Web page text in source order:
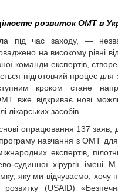
розвиток ОМТ в
під час заходу, —
на високому рівні
експертів,
підготовчий процес
кроком стане
відкриває нові
лікарських засобів.
опрацювання 137 заяв,
навчання з ОМТ для
експертів,
судинної хірургії
яку ми відчуваємо,
(USAID)